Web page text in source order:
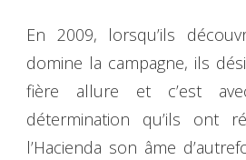
En 2009, lorsqu’ils
domine la campagne, ils
fière allure et c’est
détermination qu’ils ont
l’Hacienda son âme